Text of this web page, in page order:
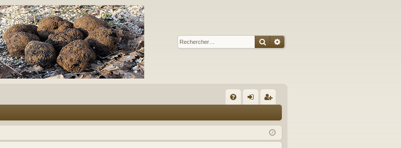
Rechercher
Recherche avancée
Q ne
xi
cri
pti